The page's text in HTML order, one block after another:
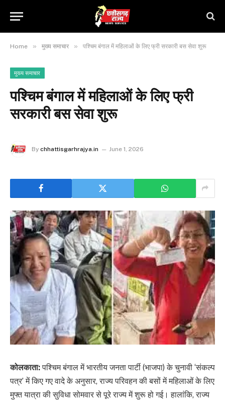
Home » मुख्य समाचार » पश्चिम बंगाल में महिलाओं के लिए फ्री सरकारी बस सेवा शुरू
मुख्य समाचार
पश्चिम बंगाल में महिलाओं के लिए फ्री
सरकारी बस सेवा शुरू
By chhattisgarhrajya.in June 1, 2026
कोलकाता:पश्चिम बंगाल में भारतीय जनता पार्टी (भाजपा) के चुनावी ‘संकल्प
पत्र’ में किए गए वादे के अनुसार, राज्य परिवहन की बसों में महिलाओं के लिए
मुफ्त यात्रा की सुविधा सोमवार से पूरे राज्य में शुरू हो गई। हालांकि, राज्य